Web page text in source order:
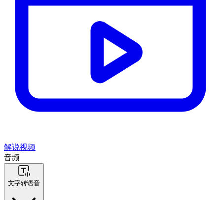
解说视频
音频
文字转语音